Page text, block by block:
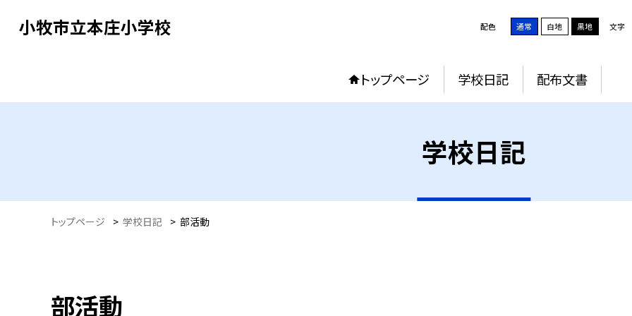
小牧市立本庄小学校 配色 通常 白地 黒地 文字
トップページ 学校日記 配布文書
学校日記
トップページ > 学校日記 > 部活動
部活動